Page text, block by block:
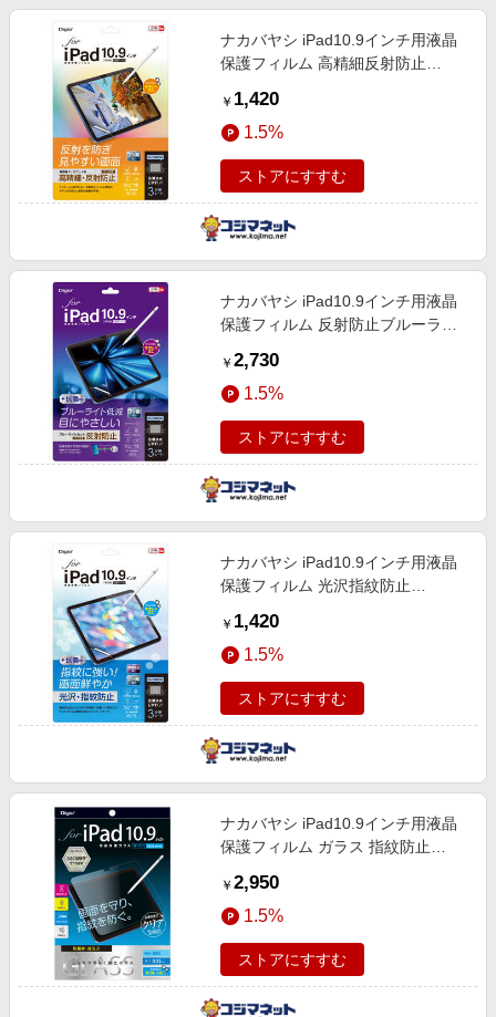
ナカバヤシ iPad10.9インチ用液晶
保護フィルム 高精細反射防止
￥ 1,420
1.5%
ストアにすすむ
ナカバヤシ iPad10.9インチ用液晶
保護フィルム 反射防止ブルーライ
￥ 2,730
1.5%
ストアにすすむ
ナカバヤシ iPad10.9インチ用液晶
保護フィルム 光沢指紋防止
￥ 1,420
1.5%
ストアにすすむ
ナカバヤシ iPad10.9インチ用液晶
保護フィルム ガラス 指紋防止
￥ 2,950
1.5%
ストアにすすむ